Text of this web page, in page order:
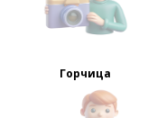
Горчица